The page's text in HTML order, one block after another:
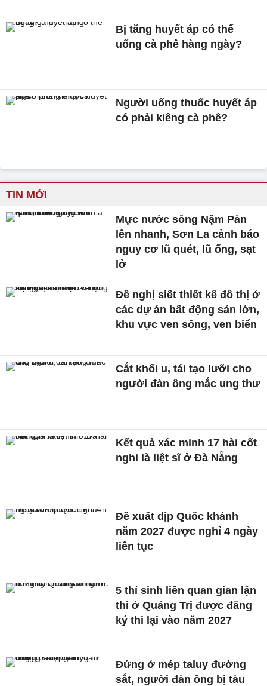
Bị tăng huyết áp có thể
uống cà phê hàng ngày?
Người uống thuốc huyết áp
có phải kiêng cà phê?
TIN MỚI
Mực nước sông Nậm Pàn
lên nhanh, Sơn La cảnh báo
nguy cơ lũ quét, lũ ống, sạt
lở
Đề nghị siết thiết kế đô thị ở
các dự án bất động sản lớn,
khu vực ven sông, ven biển
Cắt khối u, tái tạo lưỡi cho
người đàn ông mắc ung thư
Kết quả xác minh 17 hài cốt
nghi là liệt sĩ ở Đà Nẵng
Đề xuất dịp Quốc khánh
năm 2027 được nghỉ 4 ngày
liên tục
5 thí sinh liên quan gian lận
thi ở Quảng Trị được đăng
ký thi lại vào năm 2027
Đứng ở mép taluy đường
sắt, người đàn ông bị tàu